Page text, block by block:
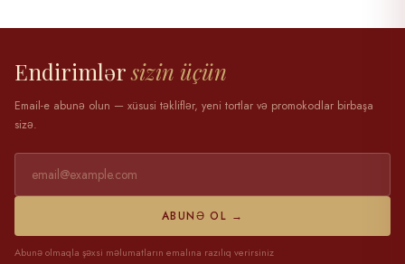
Endirimlərsizin üçün
Email-e abunə olun — xüsusi təkliflər, yeni tortlar və promokodlar birbaşa
sizə.
ABUNƏ OL →
Abunə olmaqla şəxsi məlumatların emalına razılıq verirsiniz